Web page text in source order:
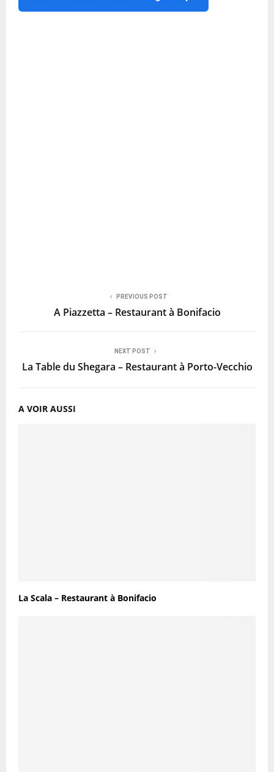
PREVIOUS POST
A Piazzetta – Restaurant à Bonifacio
NEXT POST
La Table du Shegara – Restaurant à Porto-Vecchio
A VOIR AUSSI
La Scala – Restaurant à Bonifacio